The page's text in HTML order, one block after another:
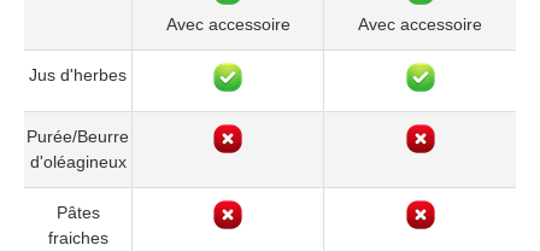
Avec accessoire
Avec accessoire
Jus d'herbes
Purée/Beurre
d'oléagineux
Pâtes
fraiches